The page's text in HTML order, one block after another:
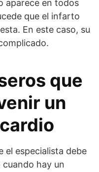
aparece en todos
que el infarto
En este caso, su
que
un
el especialista debe
hay un